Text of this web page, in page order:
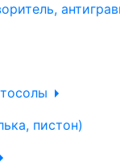
пистон)